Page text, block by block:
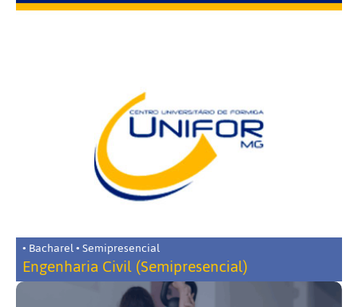
• Bacharel • Semipresencial
Engenharia Civil (Semipresencial)